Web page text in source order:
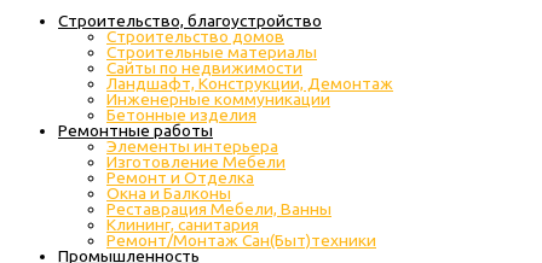
Строительство, благоустройство
Строительство домов
Строительные материалы
Сайты по недвижимости
Ландшафт, Конструкции, Демонтаж
Инженерные коммуникации
Бетонные изделия
Ремонтные работы
Элементы интерьера
Изготовление Мебели
Ремонт и Отделка
Окна и Балконы
Реставрация Мебели, Ванны
Клининг, санитария
Ремонт/Монтаж Сан(Быт)техники
Промышленность